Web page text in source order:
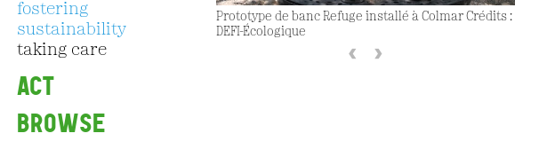
fostering
sustainability
taking care
ACT
BROWSE
Prototype de banc Refuge installé à Colmar Crédits :
DEFI-Écologique
‹ ›